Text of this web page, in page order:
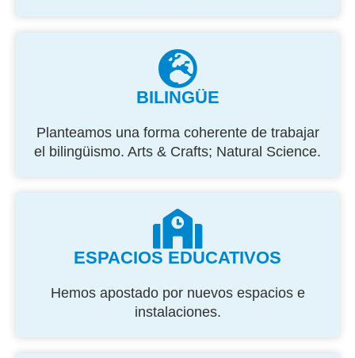
BILINGÜE
Planteamos una forma coherente de trabajar
el bilingüismo. Arts & Crafts; Natural Science.
ESPACIOS EDUCATIVOS
Hemos apostado por nuevos espacios e
instalaciones.